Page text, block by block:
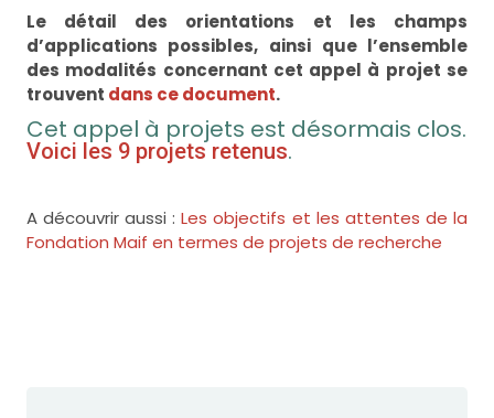
Le détail des orientations et les champs
d’applications possibles, ainsi que l’ensemble
des modalités concernant cet appel à projet se
trouvent dans ce document.
Cet appel à projets est désormais clos.
Voici les 9 projets retenus.
A découvrir aussi :Les objectifs et les attentes de la
Fondation Maif en termes de projets de recherche